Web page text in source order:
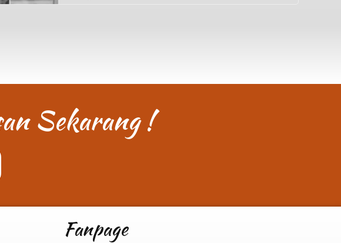
Sekarang !
Fanpage